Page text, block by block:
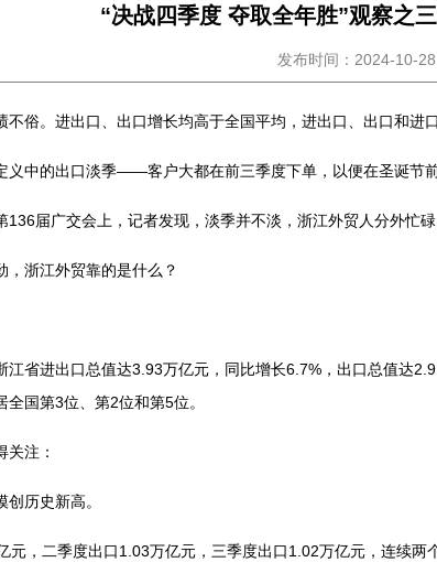
“决战四季度 夺取全年胜”观察之
发布时间：2024-10-
不俗。进出口、出口增长均高于全国平均，进出口、出口和进
义中的出口淡季——客户大都在前三季度下单，以便在圣诞节前
届广交会上，记者发现，淡季并不淡，浙江外贸人分外忙碌
，浙江外贸靠的是什么？
江省进出口总值达3.93万亿元，同比增长6.7%，出口总值达
国第3位、第2位和第5位。
关注：
历史新高。
元，二季度出口1.03万亿元，三季度出口1.02万亿元，连续两